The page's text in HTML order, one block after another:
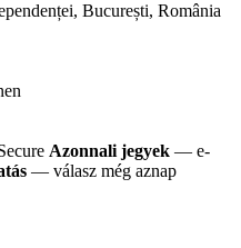
București, România
Azonnali jegyek — e-
— válasz még aznap